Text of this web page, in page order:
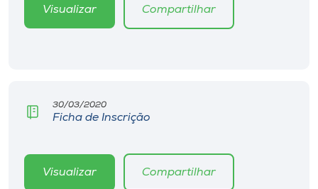
Editora
Store
Visualizar Compartilhar
30/03/2020
Ficha de Inscrição
Visualizar Compartilhar